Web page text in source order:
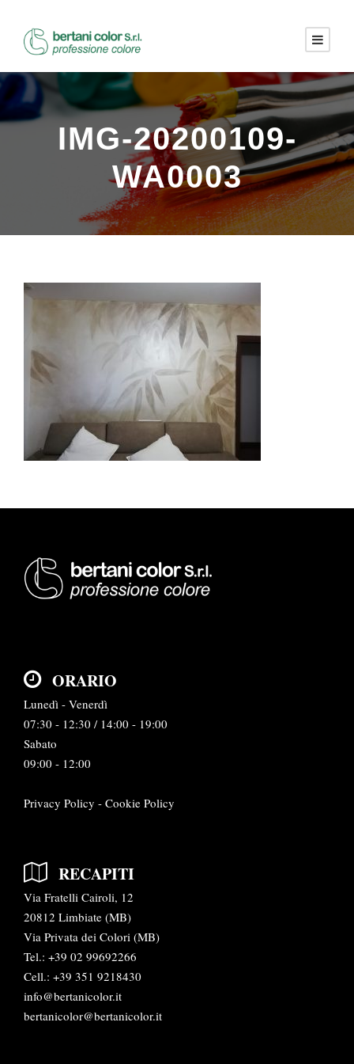
IMG-20200109-
WA0003
ORARIO
Lunedì - Venerdì
07:30 - 12:30 / 14:00 - 19:00
Sabato
09:00 - 12:00
Privacy Policy - Cookie Policy
RECAPITI
Via Fratelli Cairoli, 12
20812 Limbiate (MB)
Via Privata dei Colori (MB)
Tel.: +39 02 99692266
Cell.: +39 351 9218430
info@bertanicolor.it
bertanicolor@bertanicolor.it